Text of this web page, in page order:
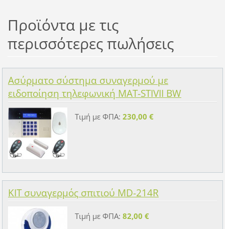
Προϊόντα με τις
περισσότερες πωλήσεις
Ασύρματο σύστημα συναγερμού με
ειδοποίηση τηλεφωνική MAT-STIVII BW
Τιμή με ΦΠΑ: 230,00 €
KIT συναγερμός σπιτιού MD-214R
Τιμή με ΦΠΑ: 82,00 €